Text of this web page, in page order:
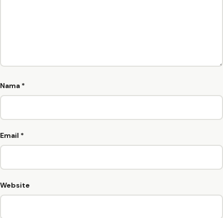
Nama *
Email *
Website